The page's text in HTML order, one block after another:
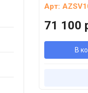
Арт:
71 100
В